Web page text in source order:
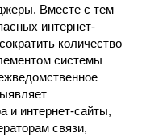
Вместе с тем
интернет-
количество
системы
и интернет-сайты,
связи,